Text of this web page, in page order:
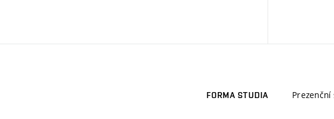
FORMA STUDIA